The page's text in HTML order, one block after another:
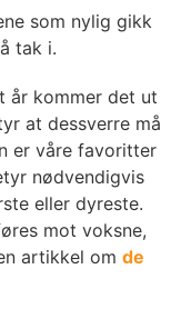
som nylig gikk
tak i.
år kommer det ut
at dessverre må
er våre favoritter
nødvendigvis
eller dyreste.
mot voksne,
artikkel om de